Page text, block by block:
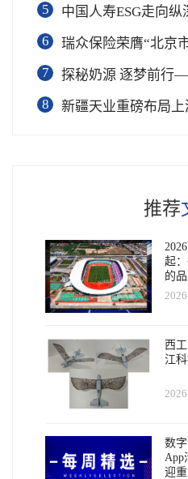
5
中国人寿ESG走向纵深 一家金
6
瑞众保险荣膺“北京市丰台
7
探秘奶源 逐梦前行——“伊心向阳”志
8
新疆天业重磅布局上游资源
推荐
起
的
西
江
数
App
迎